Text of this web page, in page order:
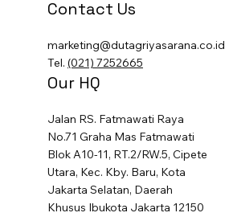
marketing@dutagriyasarana.co.id
Tel. (021) 7252665
Contact Us
Our HQ
Jalan RS. Fatmawati Raya
No.71 Graha Mas Fatmawati
Blok A10-11, RT.2/RW.5, Cipete
Utara, Kec. Kby. Baru, Kota
Jakarta Selatan, Daerah
Khusus Ibukota Jakarta 12150